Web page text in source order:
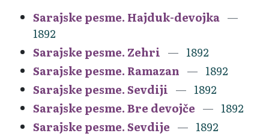
Sarajske pesme. Hajduk-devojka
1892
Sarajske pesme. Zehri
1892
Sarajske pesme. Ramazan
1892
Sarajske pesme. Sevdiji
1892
Sarajske pesme. Bre devojče
1892
Sarajske pesme. Sevdije
1892